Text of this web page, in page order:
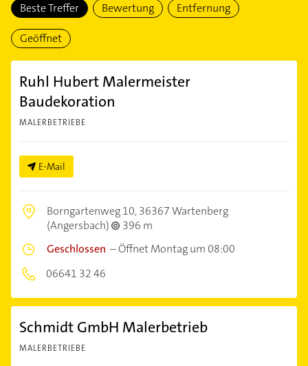
Beste Treffer Bewertung Entfernung
Geöffnet
Ruhl Hubert Malermeister
Baudekoration
MALERBETRIEBE
E-Mail
Borngartenweg 10,36367 Wartenberg
(Angersbach)
396 m
Geschlossen –Öffnet Montag um 08:00
06641 32 46
Schmidt GmbH Malerbetrieb
MALERBETRIEBE